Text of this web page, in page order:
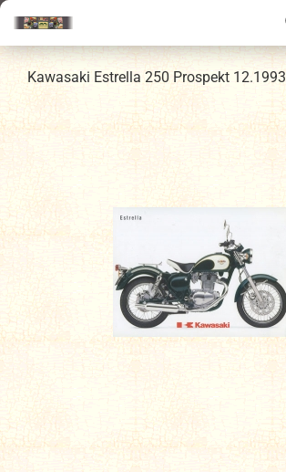
Kawasaki Estrella 250 Prospekt 12.1993